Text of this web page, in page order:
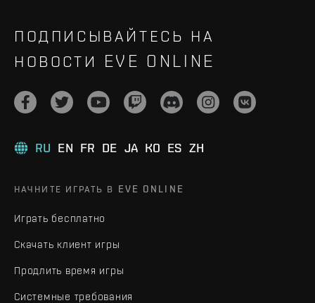
ПОДПИСЫВАЙТЕСЬ НА
НОВОСТИ EVE ONLINE
RU EN FR DE JA KO ES ZH
НАЧНИТЕ ИГРАТЬ В EVE ONLINE
Играть бесплатно
Скачать клиент игры
Продлить время игры
Системные требования